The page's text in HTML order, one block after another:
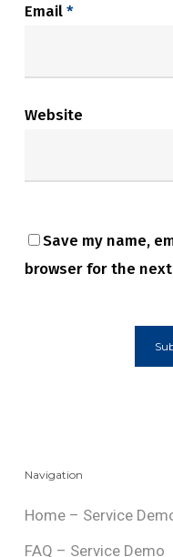
Email*
Website
Save my name,
browser for the
Navigation
Home – Service
FAQ – Service Demo